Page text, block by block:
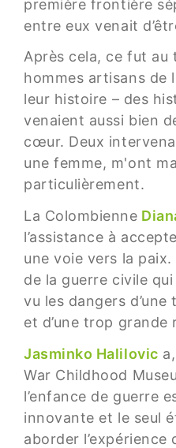
première frontière
entre eux venait
Après cela, ce fut au
hommes artisans de
leur histoire – des
venaient aussi bien
cœur. Deux
une femme, m'ont
particulièrement.
La Colombienne
l’assistance à
une voie vers la
de la guerre civile
vu les dangers
et d’une trop grande
Jasminko Halilovic
War Childhood
l’enfance de guerre
innovante et le seul
aborder l’expérience